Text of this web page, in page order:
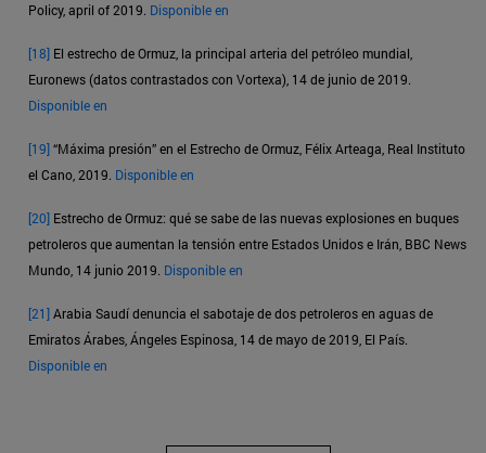
Policy, april of 2019. Disponible en
[18] El estrecho de Ormuz, la principal arteria del petróleo mundial,
Euronews (datos contrastados con Vortexa), 14 de junio de 2019.
Disponible en
[19]“Máxima presión” en el Estrecho de Ormuz, Félix Arteaga, Real Instituto
el Cano, 2019. Disponible en
[20] Estrecho de Ormuz: qué se sabe de las nuevas explosiones en buques
petroleros que aumentan la tensión entre Estados Unidos e Irán, BBC News
Mundo, 14 junio 2019. Disponible en
[21]Arabia Saudí denuncia el sabotaje de dos petroleros en aguas de
Emiratos Árabes, Ángeles Espinosa, 14 de mayo de 2019, El País.
Disponible en